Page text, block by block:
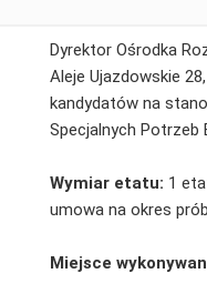
Dyrektor Ośrodka
Aleje Ujazdowskie
kandydatów na
Specjalnych Potrzeb
Wymiar etatu: 1
umowa na okres
Miejsce